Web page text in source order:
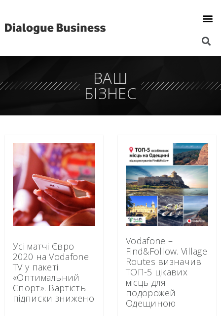
ВАШ
БІЗНЕС
Усі матчі Євро
2020 на Vodafone
TV у пакеті
«Оптимальний
Спорт». Вартість
підписки знижено
Vodafone –
Find&Follow. Village
Routes визначив
ТОП-5 цікавих
місць для
подорожей
Одещиною